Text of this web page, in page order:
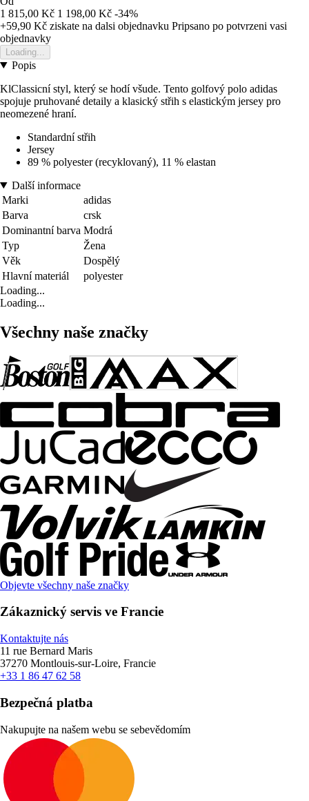
1 815,00 Kč 1 198,00 Kč -34%
+59,90 Kč ziskate na dalsi objednavku Pripsano po potvrzeni vasi
objednavky
Loading...
Popis
KlClassicní styl, který se hodí všude. Tento golfový polo adidas
spojuje pruhované detaily a klasický střih s elastickým jersey pro
neomezené hraní.
Standardní střih
Jersey
89 % polyester (recyklovaný), 11 % elastan
Další informace
Marki
adidas
Barva
crsk
Dominantní barva Modrá
Typ
Žena
Věk
Dospělý
Hlavní materiál
polyester
Loading...
Loading...
Všechny naše značky
Objevte všechny naše značky
Zákaznický servis ve Francie
Kontaktujte nás
11 rue Bernard Maris
37270 Montlouis-sur-Loire, Francie
+33 1 86 47 62 58
Bezpečná platba
Nakupujte na našem webu se sebevědomím